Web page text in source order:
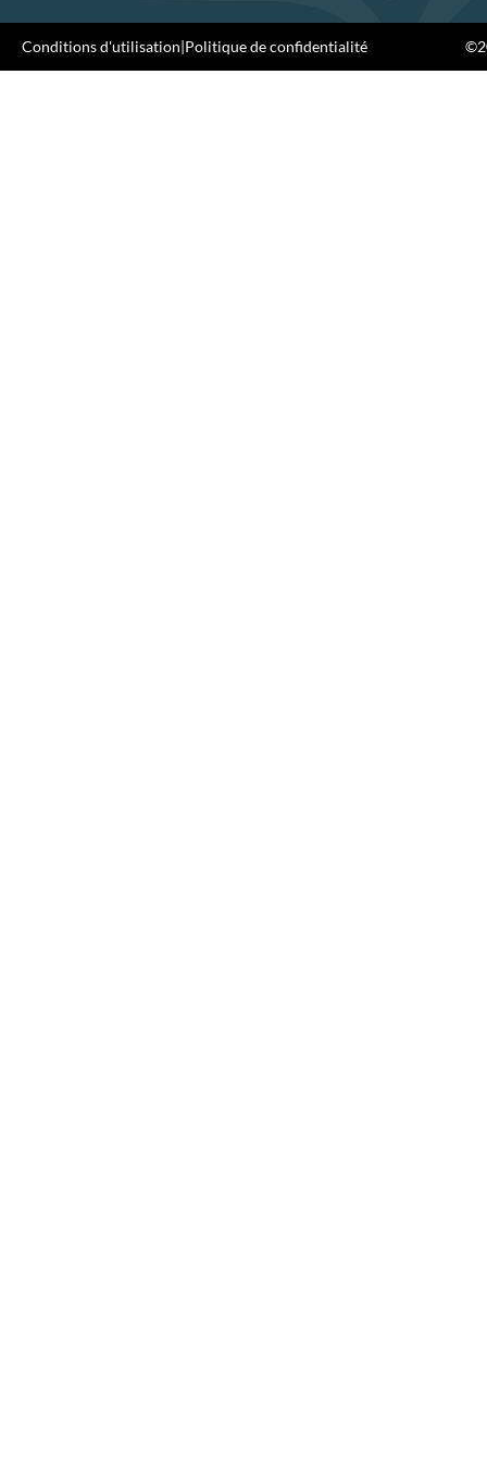
Conditions d'utilisation|Politique de confidentialité